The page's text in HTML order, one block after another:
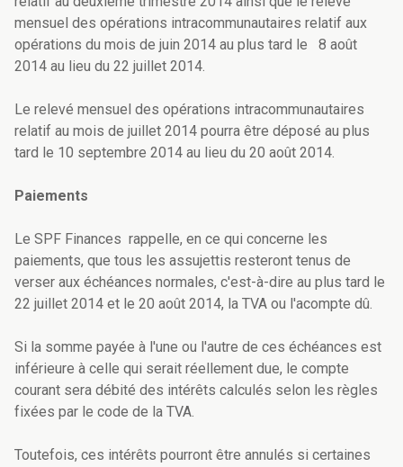
mensuel des opérations intracommunautaires relatif aux
opérations du mois de juin 2014 au plus tard le 8 août
2014 au lieu du 22 juillet 2014.
Le relevé mensuel des opérations intracommunautaires
relatif au mois de juillet 2014 pourra être déposé au plus
tard le 10 septembre 2014 au lieu du 20 août 2014.
Paiements
Le SPF Finances rappelle, en ce qui concerne les
paiements, que tous les assujettis resteront tenus de
verser aux échéances normales, c'est-à-dire au plus tard le
22 juillet 2014 et le 20 août 2014, la TVA ou l'acompte dû.
Si la somme payée à l'une ou l'autre de ces échéances est
inférieure à celle qui serait réellement due, le compte
courant sera débité des intérêts calculés selon les règles
fixées par le code de la TVA.
Toutefois, ces intérêts pourront être annulés si certaines